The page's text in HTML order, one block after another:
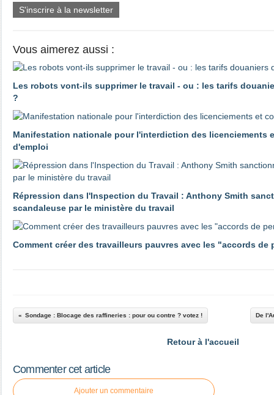
S'inscrire à la newsletter
Vous aimerez aussi :
Les robots vont-ils supprimer le travail - ou : les tarifs
?
Manifestation nationale pour l'interdiction des licenciements
d'emploi
Répression dans l'Inspection du Travail : Anthony Smith
scandaleuse par le ministère du travail
Comment créer des travailleurs pauvres avec les "accords de
Sondage : Blocage des raffineries : pour ou contre ? votez ! De
Retour à l'accueil
Commenter cet article
Ajouter un commentaire